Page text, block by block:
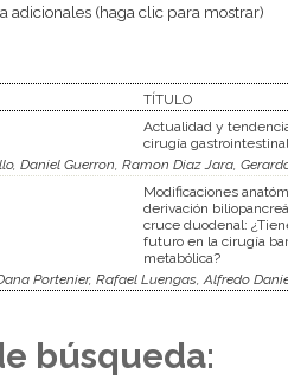
adicionales (haga clic para mostrar)
TÍTULO
Actualidad y
cirugía
Daniel Guerron, Ramon Diaz Jara,
Modificaciones
derivación
cruce duodenal:
futuro en la cirugía
metabólica?
Portenier, Rafael Luengas, Alfredo
búsqueda: